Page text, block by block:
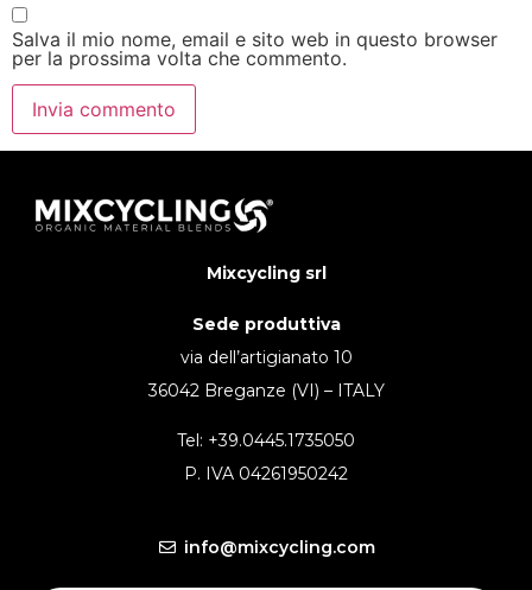
Salva il mio nome, email e sito web in questo browser
per la prossima volta che commento.
Mixcycling srl
Sede produttiva
via dell’artigianato 10
36042 Breganze (VI) – ITALY
Tel: +39.0445.1735050
P. IVA 04261950242
info@mixcycling.com